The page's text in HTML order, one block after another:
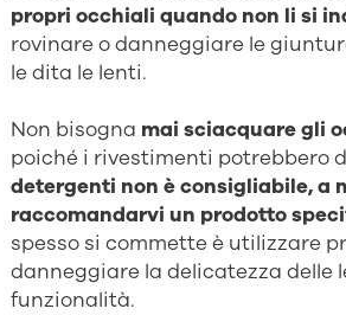
propri occhiali quando non li si
rovinare o danneggiare le
le dita le lenti.
Non bisogna mai sciacquare gli
poiché i rivestimenti potrebbero
detergenti non è consigliabile, a
raccomandarvi un prodotto
spesso si commette è utilizzare
danneggiare la delicatezza delle
funzionalità.